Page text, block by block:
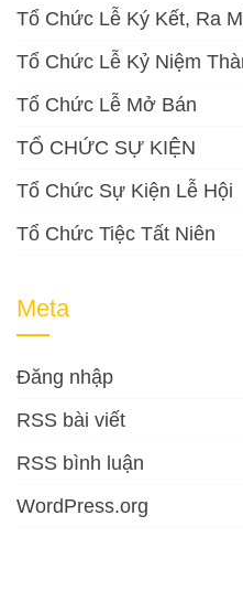
Tổ Chức Lễ Ký Kết, Ra
Tổ Chức Lễ Kỷ Niệm
Tổ Chức Lễ Mở Bán
TỔ CHỨC SỰ KIỆN
Tổ Chức Sự Kiện Lễ Hội
Tổ Chức Tiệc Tất Niên
Meta
Đăng nhập
RSS bài viết
RSS bình luận
WordPress.org